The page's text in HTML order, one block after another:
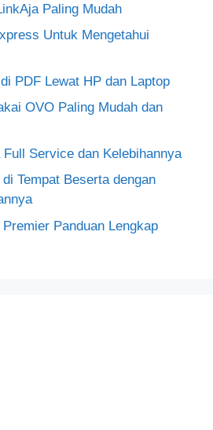
Paling Mudah
Untuk Mengetahui
PDF Lewat HP dan Laptop
OVO Paling Mudah dan
Service dan Kelebihannya
Tempat Beserta dengan
Panduan Lengkap